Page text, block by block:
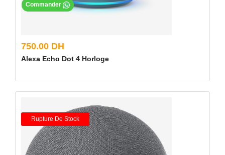
750.00 DH
Alexa Echo Dot 4 Horloge
Commander
Rupture De Stock